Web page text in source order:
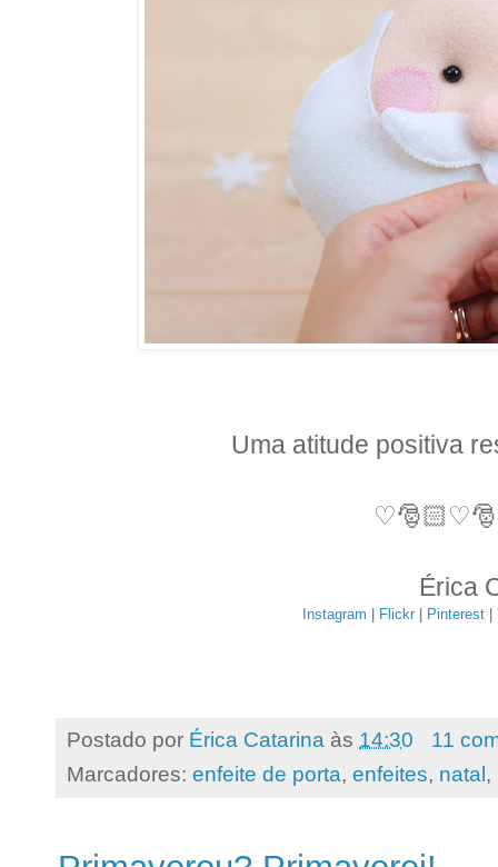
Uma atitude positiva
♡🎅🏻♡
Érica
Instagram Flickr Pinterest
Postado por Érica Catarina às 14:30
11
Marcadores: enfeite de porta, enfeites, natal ,